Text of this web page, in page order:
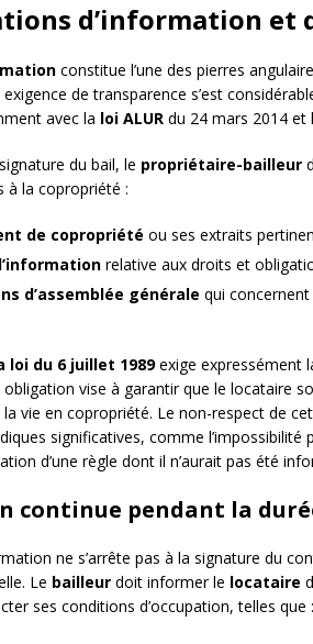
d’information et
constitue l’une des pierres
de transparence s’est
avec la loi ALUR du 24 mars 2014 et
du bail, le propriétaire-bailleur
à la copropriété :
de copropriété ou ses extraits
relative aux droits et
d’assemblée générale qui concernent
loi du 6 juillet 1989exige expressément
vise à garantir que le locataire
la vie en copropriété. Le non-respect de
significatives, comme
d’une règle dont il n’aurait pas été
continue pendant la
ne s’arrête pas à la signature du
Le bailleur doit informer le locataire
ses conditions d’occupation, telles que :